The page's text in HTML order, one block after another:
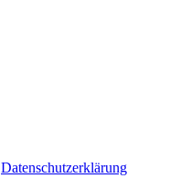
Datenschutzerklärung